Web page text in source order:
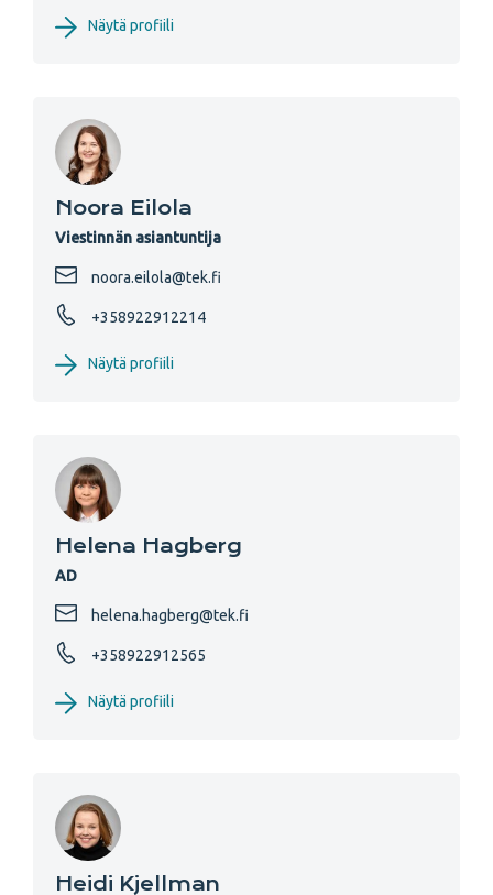
Näytä profiili
Noora Eilola
Viestinnän asiantuntija
noora.eilola@tek.fi
+358922912214
Näytä profiili
Helena Hagberg
AD
helena.hagberg@tek.fi
+358922912565
Näytä profiili
Heidi Kjellman